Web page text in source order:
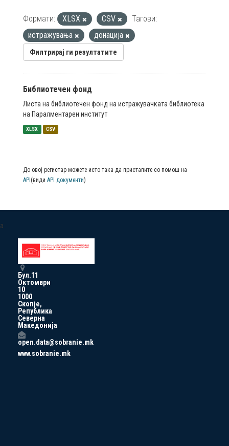
Формати: XLSX CSV
Тагови:
истражувања
донација
Филтрирај ги резултатите
Библиотечен фонд
Листа на библиотечен фонд на истражувачката библиотека
на Паралментарен институт
XLSX CSV
До овој регистар можете исто така да пристапите со помош на
API (види API документи)
a
Бул.11
Октомври
10
1000
Скопје,
Република
Северна
Македонија
open.data@sobranie.mk
www.sobranie.mk